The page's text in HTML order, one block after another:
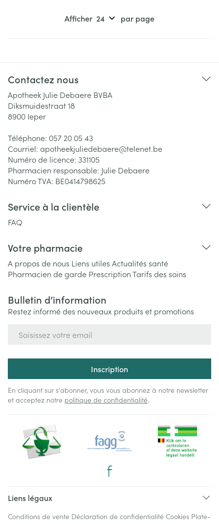
Afficher par page
Contactez nous
Apotheek Julie Debaere BVBA
Diksmuidestraat 18
8900 Ieper
Téléphone: 057 20 05 43
Courriel: apotheekjuliedebaere@telenet.be
Numéro de licence: 331105
Pharmacien responsable: Julie Debaere
Numéro TVA: BE0414798625
Service à la clientèle
FAQ
Votre pharmacie
A propos de nous Liens utiles Actualités santé
Pharmacien de garde PrescriptionTarifs des soins
Bulletin d’information
Restez informé des nouveaux produits et promotions
Inscription
En cliquant sur s'abonner, vous vous abonnez à notre newsletter
et acceptez notre politique de confidentialité.
Liens légaux
Conditions de vente Déclaration de confidentialité Cookies Plate-